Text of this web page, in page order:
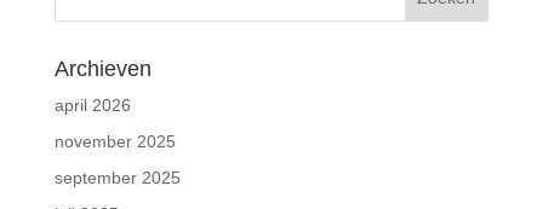
Archieven
april 2026
november 2025
september 2025